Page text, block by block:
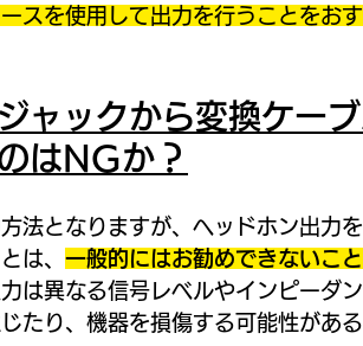
スを使用して出力を行うことをお
ャックから変換ケー
はNGか？
法となりますが、ヘッドホン出力
は、 一般的にはお勧めできないこ
は異なる信号レベルやインピーダ
たり、機器を損傷する可能性がある